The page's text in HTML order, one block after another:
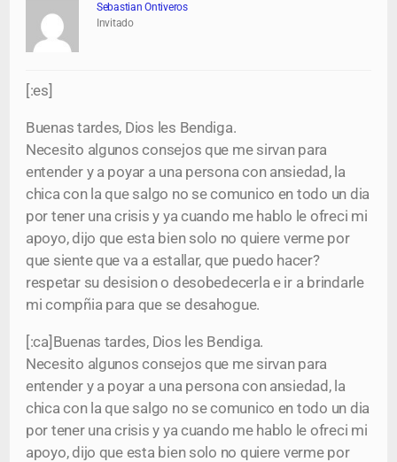
Sebastian Ontiveros
Invitado
[:es]
Buenas tardes, Dios les Bendiga.
Necesito algunos consejos que me sirvan para
entender y a poyar a una persona con ansiedad, la
chica con la que salgo no se comunico en todo un dia
por tener una crisis y ya cuando me hablo le ofreci mi
apoyo, dijo que esta bien solo no quiere verme por
que siente que va a estallar, que puedo hacer?
respetar su desision o desobedecerla e ir a brindarle
mi compñia para que se desahogue.
[:ca]Buenas tardes, Dios les Bendiga.
Necesito algunos consejos que me sirvan para
entender y a poyar a una persona con ansiedad, la
chica con la que salgo no se comunico en todo un dia
por tener una crisis y ya cuando me hablo le ofreci mi
apoyo, dijo que esta bien solo no quiere verme por